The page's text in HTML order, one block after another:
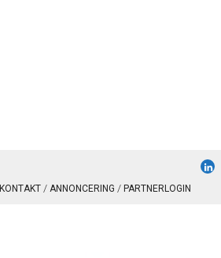
KONTAKT ANNONCERING PARTNERLOGIN